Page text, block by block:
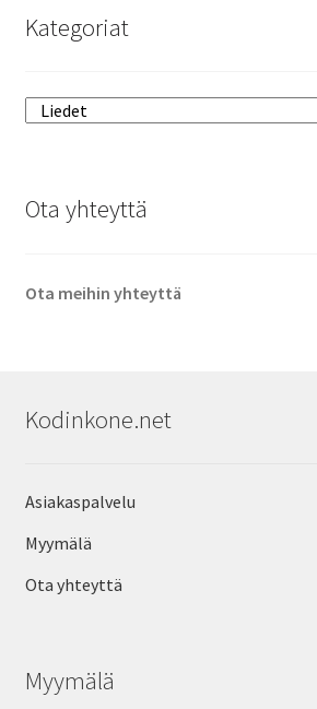
Kategoriat
Ota yhteyttä
Ota meihin yhteyttä
Kodinkone.net
Asiakaspalvelu
Myymälä
Ota yhteyttä
Myymälä